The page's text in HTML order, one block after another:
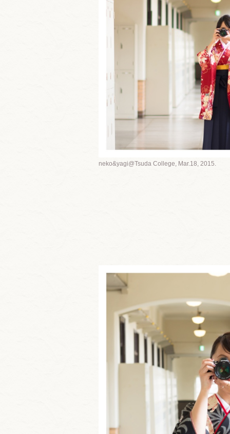
neko&yagi@Tsuda College, Mar.18, 2015.